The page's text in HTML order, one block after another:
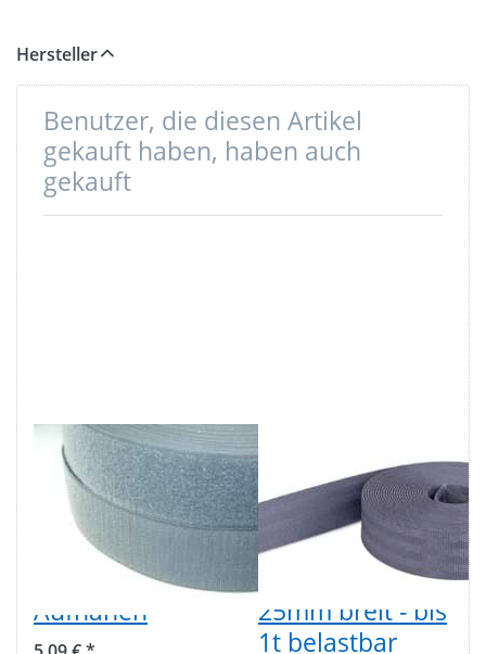
Hersteller
Benutzer, die diesen Artikel
gekauft haben, haben auch
gekauft
4m Klettband
(Flausch &
Haken), 50mm
breit, Farbe:
grau - zum
Aufnähen
/ Kindergurt
dunkelgrau aus
25mm breit - bis
1t belastbar